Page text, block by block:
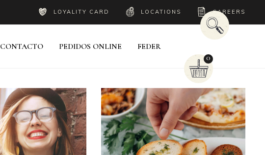
LOYALITY CARD LOCATIONS CAREERS
CONTACTO PEDIDOS ONLINE FEDER
0